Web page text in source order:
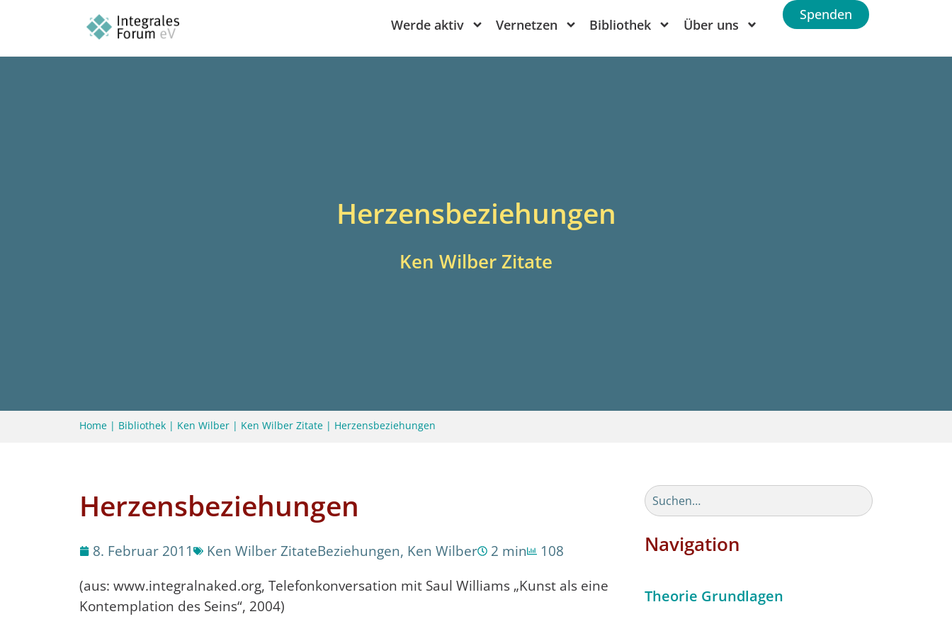
Werde aktiv Vernetzen Bibliothek Über uns
Spenden
Herzensbeziehungen
Ken Wilber Zitate
Home | Bibliothek | Ken Wilber | Ken Wilber Zitate | Herzensbeziehungen
Herzensbeziehungen
8. Februar 2011 Ken Wilber ZitateBeziehungen, Ken Wilber 2 min
108
(aus: www.integralnaked.org, Telefonkonversation mit Saul Williams „Kunst als eine
Kontemplation des Seins“, 2004)
Navigation
Theorie Grundlagen